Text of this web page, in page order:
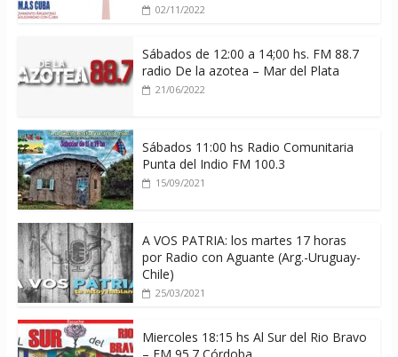
02/11/2022
Sábados de 12:00 a 14;00 hs. FM 88.7
radio De la azotea – Mar del Plata
21/06/2022
Sábados 11:00 hs Radio Comunitaria
Punta del Indio FM 100.3
15/09/2021
A VOS PATRIA: los martes 17 horas
por Radio con Aguante (Arg.-Uruguay-
Chile)
25/03/2021
Miercoles 18:15 hs Al Sur del Rio Bravo